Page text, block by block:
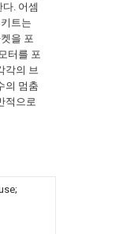
. 어셈
트는
을 포
터를 포
각의 브
의 멈춤
적으로